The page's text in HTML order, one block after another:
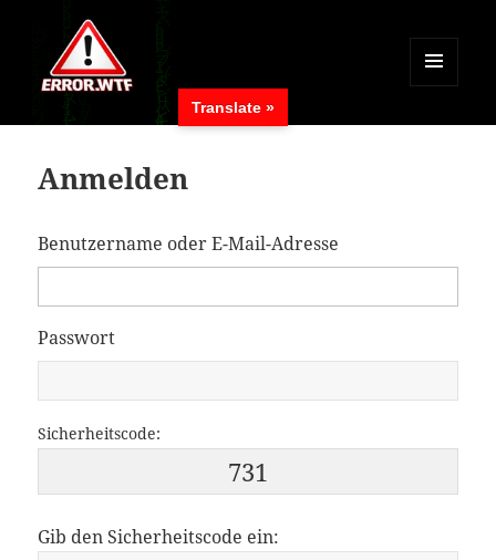
MENÜ
WIDGETS
Anmelden
Benutzername oder E-Mail-Adresse
Passwort
Sicherheitscode:
731
Gib den Sicherheitscode ein:
Translate »